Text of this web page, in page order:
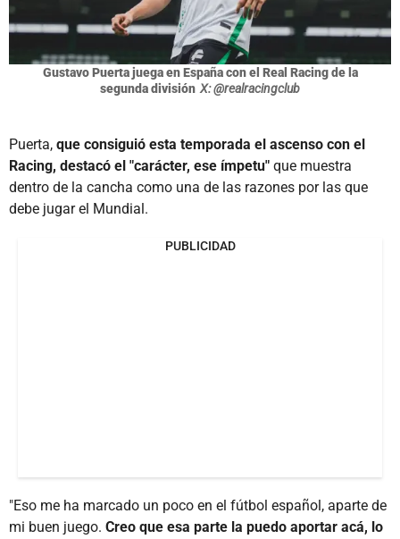
Gustavo Puerta juega en España con el Real Racing de la
segunda división X: @realracingclub
Puerta, que consiguió esta temporada el ascenso con el
Racing, destacó el "carácter, ese ímpetu" que muestra
dentro de la cancha como una de las razones por las que
debe jugar el Mundial.
PUBLICIDAD
"Eso me ha marcado un poco en el fútbol español, aparte de
mi buen juego. Creo que esa parte la puedo aportar acá, lo